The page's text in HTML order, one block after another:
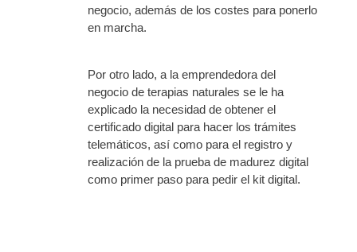
negocio, además de los costes para ponerlo
en marcha.
Por otro lado, a la emprendedora del
negocio de terapias naturales se le ha
explicado la necesidad de obtener el
certificado digital para hacer los trámites
telemáticos, así como para el registro y
realización de la prueba de madurez digital
como primer paso para pedir el kit digital.